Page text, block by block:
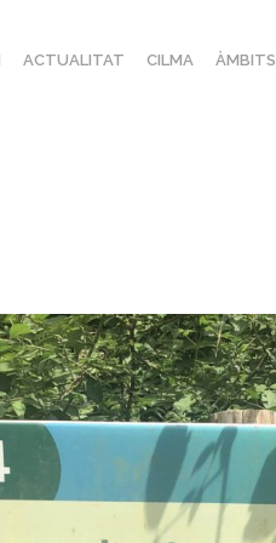
ACTUALITAT CILMA ÀMBITS